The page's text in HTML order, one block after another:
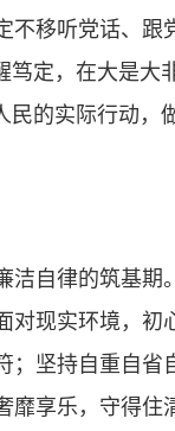
不移听党话、跟
定，在大是大
的实际行动，
自律的筑基期
对现实环境，初
；坚持自重自省
享乐，守得住